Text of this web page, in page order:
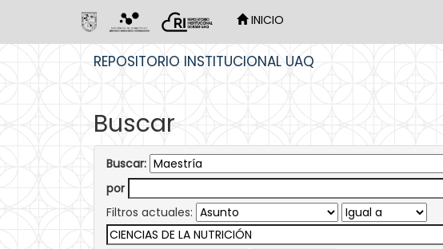
INICIO
REPOSITORIO INSTITUCIONAL UAQ
Buscar
Buscar:
por
Filtros actuales: